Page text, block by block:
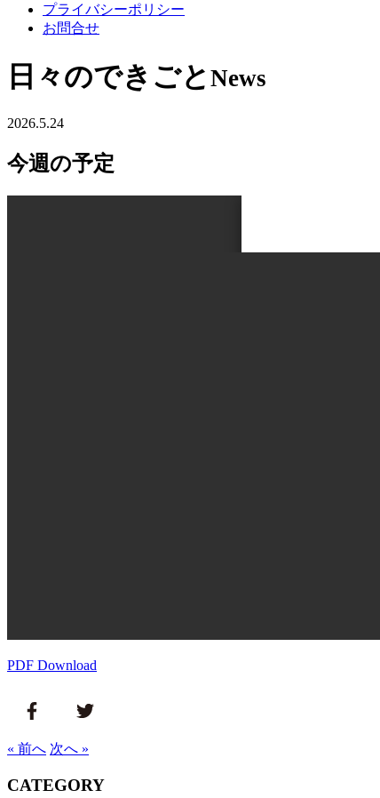
プライバシーポリシー
お問合せ
日々のできごと News
2026.5.24
今週の予定
PDF Download
« 前へ 次へ »
CATEGORY